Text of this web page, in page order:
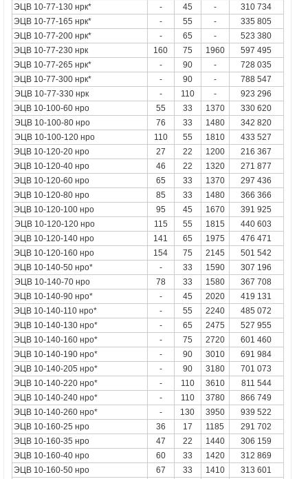
ЭЦВ 10-77-130 нрк*
- 45 -
310 734
ЭЦВ 10-77-165 нрк*
- 55 -
335 805
ЭЦВ 10-77-200 нрк*
- 65 -
523 380
ЭЦВ 10-77-230 нрк
160 75 1960
597 495
ЭЦВ 10-77-265 нрк*
- 90 -
728 035
ЭЦВ 10-77-300 нрк*
- 90 -
788 547
ЭЦВ 10-77-330нрк - 110 -
923 296
ЭЦВ 10-100-60 нро
55 33 1370
330 620
ЭЦВ 10-100-80 нро 76 33 1480
342 820
ЭЦВ 10-100-120нро 110 55 1810
433 527
ЭЦВ 10-120-20 нро
27 22 1200
216 367
ЭЦВ 10-120-40 нро
46 22 1320
271 877
ЭЦВ 10-120-60 нро
65 33 1370
297 436
ЭЦВ 10-120-80 нро
85 33 1480
366 366
ЭЦВ 10-120-100 нро
95 45 1670
391 925
ЭЦВ 10-120-120нро 115 55 1815
440 603
ЭЦВ 10-120-140 нро
141 65 1975
476 471
ЭЦВ 10-120-160 нро
154 75 2145
501 542
ЭЦВ 10-140-50 нро*
- 33 1590
307 196
ЭЦВ 10-140-70нро 78 33 1580
367 708
ЭЦВ 10-140-90 нро*
- 45 2020
419 131
ЭЦВ 10-140-110 нро*
- 55 2240
485 072
ЭЦВ 10-140-130 нро*
- 65 2475
527 955
ЭЦВ 10-140-160 нро*
- 75 2720
601 460
ЭЦВ 10-140-190 нро*
- 90 3010
691 984
ЭЦВ 10-140-205 нро*
- 90 3180
701 073
ЭЦВ 10-140-220 нро*
- 110 3610
811 544
ЭЦВ 10-140-240 нро*
- 110 3780
866 749
ЭЦВ 10-140-260 нро*
- 130 3950
939 522
ЭЦВ 10-160-25 нро
36 17 1185
291 702
ЭЦВ 10-160-35 нро
47 22 1440
306 159
ЭЦВ 10-160-40 нро
60 33 1420
312 869
ЭЦВ 10-160-50 нро
67 33 1410
313 601